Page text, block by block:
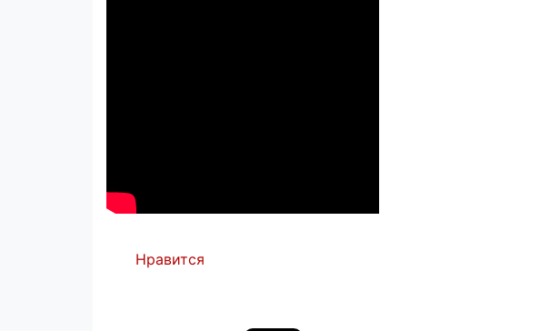
Нравится